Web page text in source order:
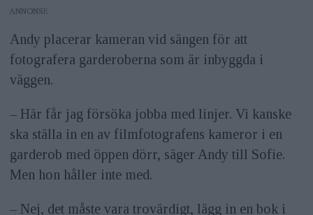
ANNONS
Andy placerar kameran vid sängen för att
fotografera garderoberna som är inbyggda i
väggen.
– Här får jag försöka jobba med linjer. Vi kanske
ska ställa in en av filmfotografens kameror i en
garderob med öppen dörr, säger Andy till Sofie.
Men hon håller inte med.
– Nej, det måste vara trovärdigt, lägg in en bok i